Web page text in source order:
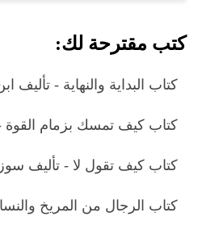
كتب مقترحة لك:
كتاب البداية والنهاية - تأليف
كتاب كيف تمسك بزمام
كتاب كيف تقول لا - تأليف
كتاب الرجال من المريخ